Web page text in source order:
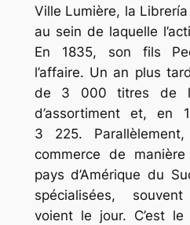
Ville Lumière, la
au sein de laquelle
En 1835, son fils
l’affaire. Un an plus
de 3 000 titres de
d’assortiment et, en
3 225.
commerce de
pays d’Amérique du
spécialisées,
voient le jour. C’est